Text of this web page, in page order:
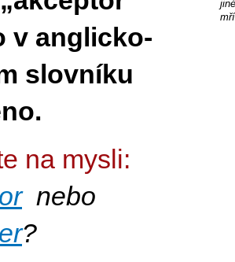
v anglicko-
slovníku
na mysli:
nebo
?